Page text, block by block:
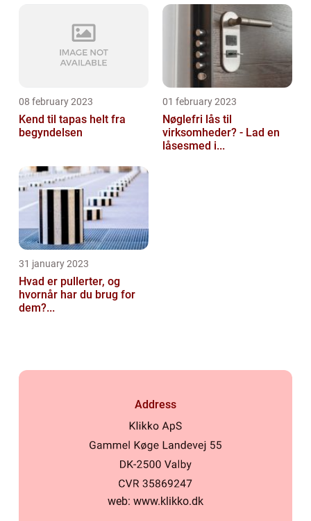
08 february 2023
Kend til tapas helt fra
begyndelsen
01 february 2023
Nøglefri lås til
virksomheder? - Lad en
låsesmed i...
31 january 2023
Hvad er pullerter, og
hvornår har du brug for
dem?...
Address
web: www.klikko.dk